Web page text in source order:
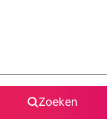
Zoeken